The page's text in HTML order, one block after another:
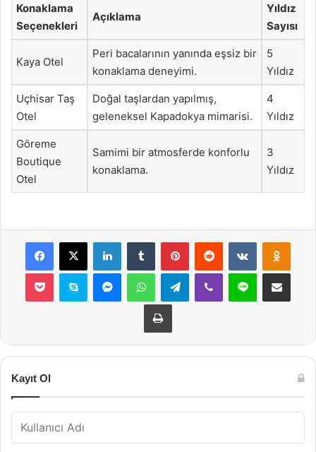
Konaklama
Seçenekleri
Açıklama
Yıldız
Sayısı
Kaya Otel
Peri bacalarının yanında eşsiz bir
konaklama deneyimi.
5
Yıldız
Uçhisar Taş
Otel
Doğal taşlardan yapılmış,
geleneksel Kapadokya mimarisi.
4
Yıldız
Göreme
Boutique
Otel
Samimi bir atmosferde konforlu
konaklama.
3
Yıldız
Facebook
X LinkedInTumblr PinterestReddit VKontakte
Pocket Skype MessengerWhatsAppTelegramViber Line E-Posta ile
Yazdır
Kayıt Ol